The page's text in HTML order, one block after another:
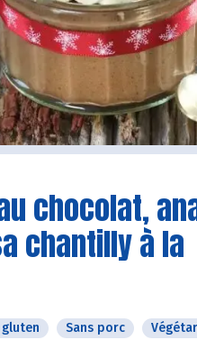
chocolat,
chantilly à la
gluten Sans porc